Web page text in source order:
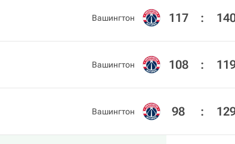
Вашингтон 117 :
Вашингтон 108 :
Вашингтон 98 :